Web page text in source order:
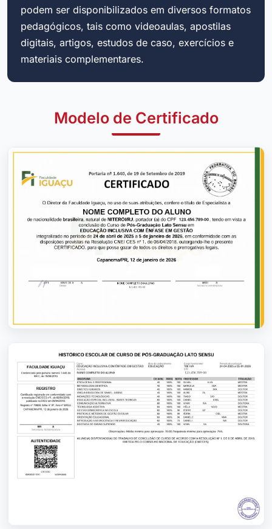
podem ser disponibilizados em diversos formatos
pedagógicos, tais como videoaulas, apostilas
digitais, artigos, estudos de caso, exercícios e
materiais complementares.
Modelo de Certificado